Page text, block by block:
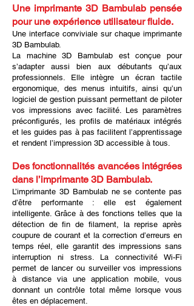
Une imprimante 3D Bambulab pensée
pour une expérience utilisateur fluide.
Une interface conviviale sur chaque imprimante
3D Bambulab.
La machine 3D Bambulab est conçue pour
s’adapter aussi bien aux débutants qu’aux
professionnels. Elle intègre un écran tactile
ergonomique, des menus intuitifs, ainsi qu’un
logiciel de gestion puissant permettant de piloter
vos impressions avec facilité. Les paramètres
préconfigurés, les profils de matériaux intégrés
et les guides pas à pas facilitent l’apprentissage
et rendent l’impression 3D accessible à tous.
Des fonctionnalités avancées intégrées
dans l’imprimante 3D Bambulab.
L’imprimante 3D Bambulab ne se contente pas
d’être performante : elle est également
intelligente. Grâce à des fonctions telles que la
détection de fin de filament, la reprise après
coupure de courant et la correction d’erreurs en
temps réel, elle garantit des impressions sans
interruption ni stress. La connectivité Wi-Fi
permet de lancer ou surveiller vos impressions
à distance via une application mobile, vous
donnant un contrôle total même lorsque vous
êtes en déplacement.